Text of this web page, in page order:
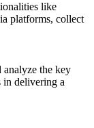
like
platforms, collect
analyze the key
in delivering a